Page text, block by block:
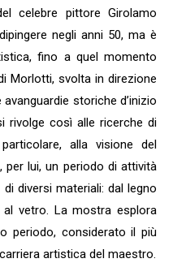
celebre pittore Girolamo
negli anni 50, ma è
fino a quel momento
Morlotti, svolta in direzione
storiche d’inizio
rivolge così alle ricerche di
alla visione del
lui, un periodo di attività
diversi materiali: dal legno
al vetro. La mostra esplora
periodo, considerato il più
artistica del maestro.